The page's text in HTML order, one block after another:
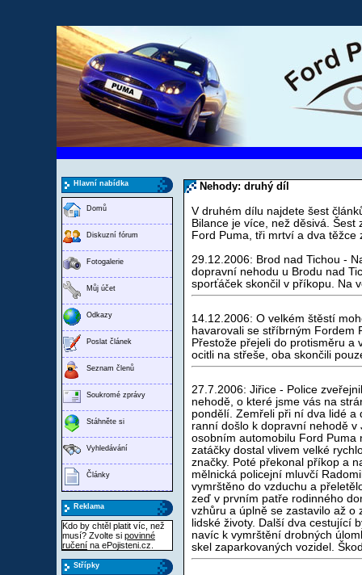
Hlavní nabídka
Domů
Diskuzní fórum
Fotogalerie
Můj účet
Odkazy
Poslat článek
Seznam členů
Soukromé zprávy
Stáhněte si
Vyhledávání
Články
Reklama
Kdo by chtěl platit víc, než
musí? Zvolte si povinné
ručení na ePojisteni.cz.
Střípky
Nehody: druhý díl
V druhém dílu najdete šest
Bilance je více, než děsivá.
Ford Puma, tři mrtví a dva těžce
29.12.2006: Brod nad Tichou -
dopravní nehodu u Brodu nad
sporťáček skončil v příkopu. Na
14.12.2006: O velkém štěstí
havarovali se stříbrným Fordem
Přestože přejeli do protisměru a
ocitli na střeše, oba skončili
27.7.2006: Jiřice - Police
nehodě, o které jsme vás na
pondělí. Zemřeli při ní dva lidé a
ranní došlo k dopravní nehodě v
osobním automobilu Ford
zatáčky dostal vlivem velké
značky. Poté překonal příkop a
mělnická policejní mluvčí
vymrštěno do vzduchu a
zeď v prvním patře rodinného
vzhůru a úplně se zastavilo až o
lidské životy. Další dva cestující
navíc k vymrštění drobných
skel zaparkovaných vozidel.